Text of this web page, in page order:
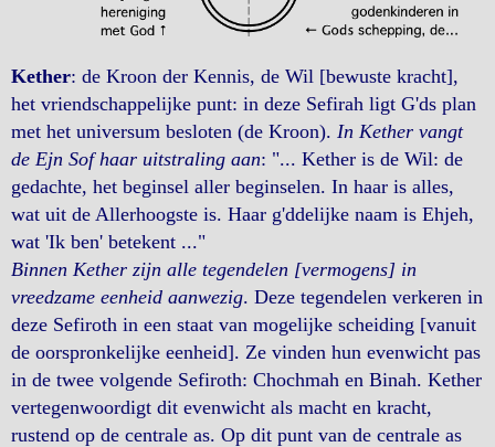
Kether: de Kroon der Kennis, de Wil [bewuste kracht],
het vriendschappelijke punt: in deze Sefirah ligt G'ds plan
met het universum besloten (de Kroon). In Kether vangt
de Ejn Sof haar uitstraling aan: "... Kether is de Wil: de
gedachte, het beginsel aller beginselen. In haar is alles,
wat uit de Allerhoogste is. Haar g'ddelijke naam is Ehjeh,
wat 'Ik ben' betekent ..."
Binnen Kether zijn alle tegendelen [vermogens] in
vreedzame eenheid aanwezig. Deze tegendelen verkeren in
deze Sefiroth in een staat van mogelijke scheiding [vanuit
de oorspronkelijke eenheid]. Ze vinden hun evenwicht pas
in de twee volgende Sefiroth: Chochmah en Binah. Kether
vertegenwoordigt dit evenwicht als macht en kracht,
rustend op de centrale as. Op dit punt van de centrale as